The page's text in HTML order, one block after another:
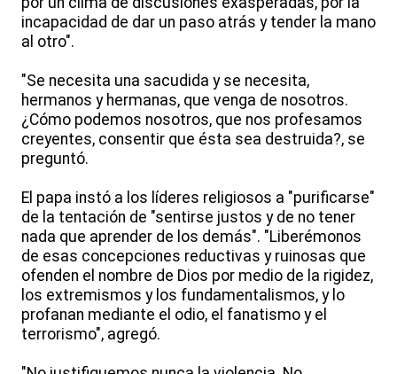
incapacidad de dar un paso atrás y tender la mano
al otro".
"Se necesita una sacudida y se necesita,
hermanos y hermanas, que venga de nosotros.
¿Cómo podemos nosotros, que nos profesamos
creyentes, consentir que ésta sea destruida?, se
preguntó.
El papa instó a los líderes religiosos a "purificarse"
de la tentación de "sentirse justos y de no tener
nada que aprender de los demás". "Liberémonos
de esas concepciones reductivas y ruinosas que
ofenden el nombre de Dios por medio de la rigidez,
los extremismos y los fundamentalismos, y lo
profanan mediante el odio, el fanatismo y el
terrorismo", agregó.